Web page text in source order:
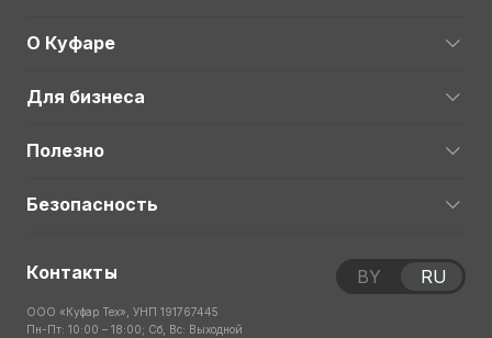
О Куфаре
Для бизнеса
Полезно
Безопасность
Контакты
ООО «Куфар Тех», УНП 191767445
Пн-Пт: 10:00 – 18:00; Сб, Вс: Выходной
BY RU